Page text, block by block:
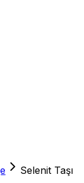
Selenit Taşı